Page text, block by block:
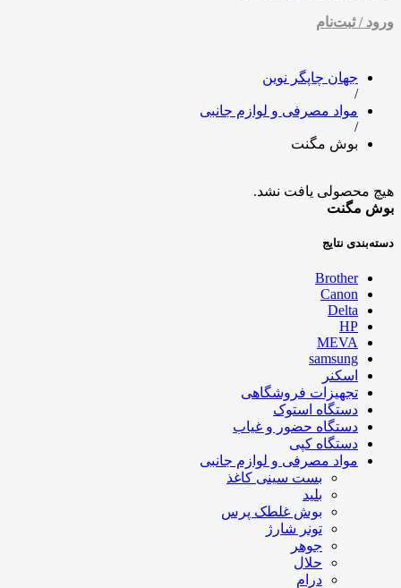
ورود / ثبت‌نام
بوش مگنت
جهان چاپگر نوین
/
مواد مصرفی و لوازم جانبی
/
بوش مگنت
هیچ محصولی یافت نشد.
بوش مگنت
دسته‌بندی نتایج
Brother
Canon
Delta
HP
MEVA
samsung
اسکنر
تجهیزات فروشگاهی
دستگاه استوک
دستگاه حضور و غیاب
دستگاه کپی
مواد مصرفی و لوازم جانبی
بست سینی کاغذ
بلید
بوش غلطک پرس
تونر شارژ
جوهر
حلال
درام